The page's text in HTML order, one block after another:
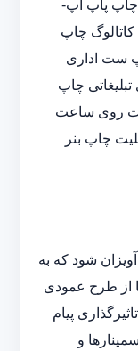
رول آپ-چاپ پاپ آپ-
چاپ
ست اداری
چاپ
روی ساعت
چاپ بنر
شود که به
از طرح عمودی
پیام
و